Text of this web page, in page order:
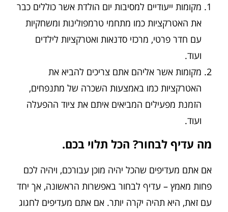
מקומות ייעודיים למסיבות יום הולדת אשר כוללים כבר
את האטרקציות כמו מתחמי טרמפולינות ומשחקיות
עם חדר פרטי, מרכזי סדנאות ואטרקציות לילדים
ועוד.
מקומות אשר אליהם אתם צריכים להביא את
האטרקציות כמו באמצעות השכרה של מתנפחים,
הזמנת מפעילים המביאים איתם את ציוד ההפעלה
ועוד.
מה עדיף לבחור? הכל תלוי בכם.
אם אתם מעדיפים שהכל יהיה מוכן עבורכם, ויהיה לכם
פחות מאמץ – עדיף לבחור באפשרות הראשונה, אך יחד
עם זאת, היא תהיה יקרה יותר. אם אתם מעדיפים לחגוג